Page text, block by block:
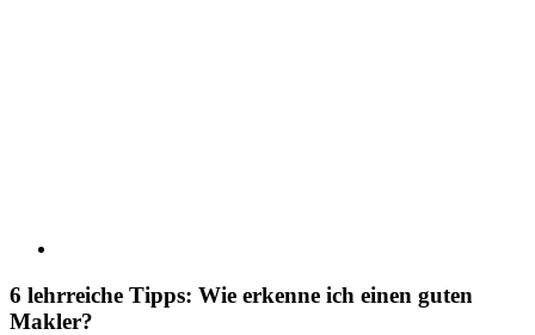
6 lehrreiche Tipps: Wie erkenne ich einen guten
Makler?